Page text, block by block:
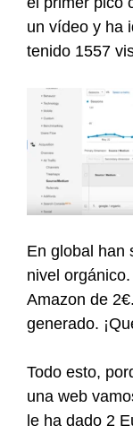
un vídeo y ha
tenido 1557
En global han
nivel
Amazon de
generado.
Todo esto,
una web
le ha dado 2